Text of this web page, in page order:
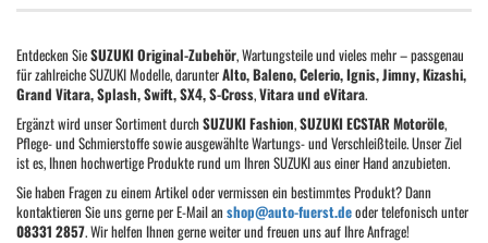
Entdecken SieSUZUKI Original-Zubehör, Wartungsteile und vieles mehr – passgenau
für zahlreiche SUZUKI Modelle, darunterAlto, Baleno, Celerio, Ignis, Jimny, Kizashi,
Grand Vitara, Splash, Swift, SX4, S-Cross,Vitara und eVitara.
Ergänzt wird unser Sortiment durchSUZUKI Fashion,SUZUKI ECSTAR Motoröle,
Pflege- und Schmierstoffe sowie ausgewählte Wartungs- und Verschleißteile. Unser Ziel
ist es, Ihnen hochwertige Produkte rund um Ihren SUZUKI aus einer Hand anzubieten.
Sie haben Fragen zu einem Artikel oder vermissen ein bestimmtes Produkt? Dann
kontaktieren Sie uns gerne per E-Mail an shop@auto-fuerst.deoder telefonisch unter
08331 2857. Wir helfen Ihnen gerne weiter und freuen uns auf Ihre Anfrage!